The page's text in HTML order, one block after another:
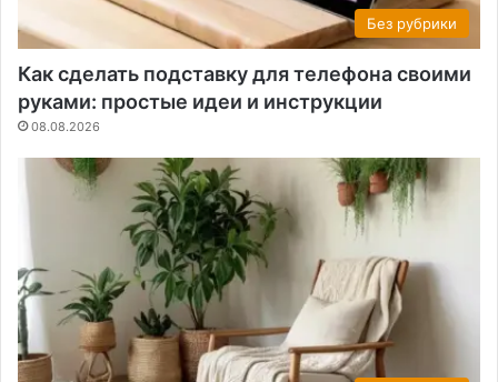
Без рубрики
Как сделать подставку для телефона своими
руками: простые идеи и инструкции
08.08.2026